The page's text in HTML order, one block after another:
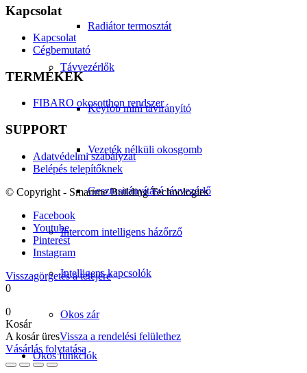
Radiátor termosztát
Távvezérlők
Keyfob mini távirányító
Vezeték nélküli okosgomb
Gesztusirányítású távvezérlő
Intercom intelligens házőrző
Intelligens kapcsolók
Okos zár
Okos funkciók
Kapcsolat
Kapcsolat
Cégbemutató
TERMÉKEK
FIBARO okosotthon rendszer
SUPPORT
Adatvédelmi szabályzat
Belépés telepítőknek
© Copyright - Smartme Building Technologies
Facebook
Youtube
Pinterest
Instagram
Visszagörgetés a tetejére
0
0
Kosár
A kosár üresVissza a rendelési felülethez
Vásárlás folytatása